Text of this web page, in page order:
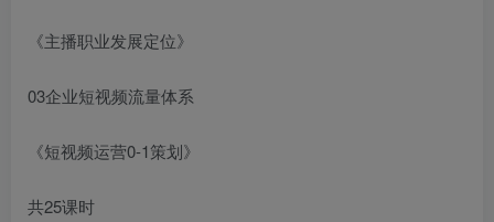
《主播职业发展定位》
03企业短视频流量体系
《短视频运营0-1策划》
共25课时